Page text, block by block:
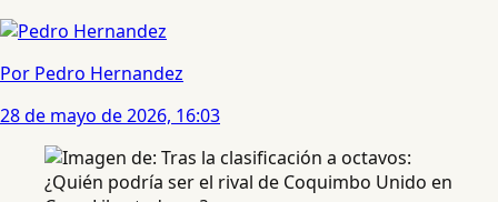
Por Pedro Hernandez
28 de mayo de 2026, 16:03